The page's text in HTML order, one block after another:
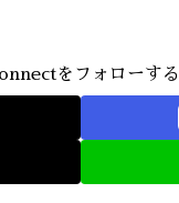
をフォローする